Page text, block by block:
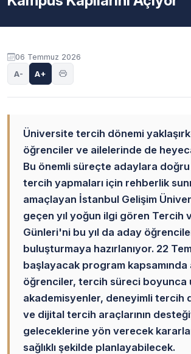
06 Temmuz 2026
A- A+
Üniversite tercih dönemi
öğrenciler ve ailelerinde de
Bu önemli süreçte adaylara
tercih yapmaları için rehberlik
amaçlayan İstanbul Gelişim
geçen yıl yoğun ilgi gören Tercih
Günleri'ni bu yıl da aday
buluşturmaya hazırlanıyor. 22
başlayacak program kapsamında
öğrenciler, tercih süreci boyunca
akademisyenler, deneyimli tercih
ve dijital tercih araçlarının
geleceklerine yön verecek
sağlıklı şekilde planlayabilecek.